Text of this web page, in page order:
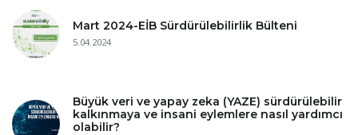
Mart 2024-EİB Sürdürülebilirlik Bülteni
5.04.2024
Büyük veri ve yapay zeka (YAZE) sürdürülebilir
kalkınmaya ve insani eylemlere nasıl yardımcı
olabilir?